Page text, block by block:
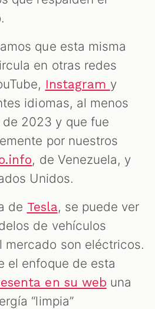
que esta misma
en otras redes
Instagram y
idiomas, al menos
2023 y que fue
por nuestros
, de Venezuela, y
Unidos.
de Tesla, se puede ver
de vehículos
mercado son eléctricos.
el enfoque de esta
en su web una
“limpia”